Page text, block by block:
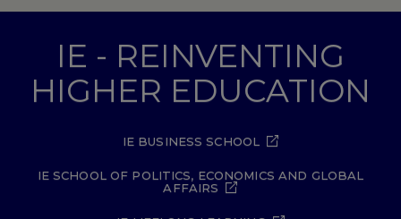
IE - REINVENTING
HIGHER EDUCATION
IE BUSINESS SCHOOL
IE SCHOOL OF POLITICS, ECONOMICS AND GLOBAL
AFFAIRS